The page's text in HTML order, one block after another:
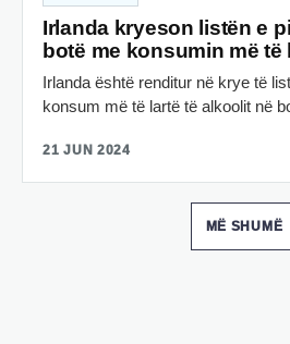
Irlanda kryeson listën e
botë me konsumin më të
Irlanda është renditur në krye të
konsum më të lartë të alkoolit në
21 JUN 2024
MË SHUMË